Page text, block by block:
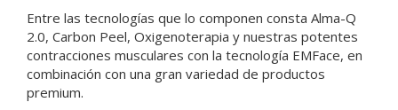
Entre las tecnologías que lo componen consta Alma-Q
2.0, Carbon Peel, Oxigenoterapia y nuestras potentes
contracciones musculares con la tecnología EMFace, en
combinación con una gran variedad de productos
premium.